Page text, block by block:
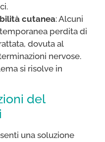
cutanea: Alcuni
perdita di
dovuta al
nervose.
si risolve in
del
una soluzione